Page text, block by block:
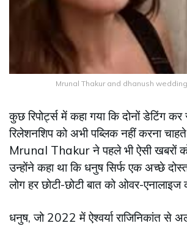
Mrunal Thakur and dhanush
कुछ रिपोर्ट्स में कहा गया कि दोनों डेटिंग
रिलेशनशिप को अभी पब्लिक नहीं करना
Mrunal Thakur ने पहले भी ऐसी खबरों
उन्होंने कहा था कि धनुष सिर्फ एक अच्छे
लोग हर छोटी-छोटी बात को ओवर-एनालाइज
धनुष, जो 2022 में ऐश्वर्या राजिनिकांत से